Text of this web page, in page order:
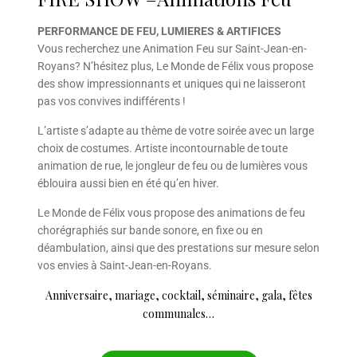
PERFORMANCE DE FEU, LUMIERES & ARTIFICES
Vous recherchez une Animation Feu sur Saint-Jean-en-
Royans? N’hésitez plus, Le Monde de Félix vous propose
des show impressionnants et uniques qui ne laisseront
pas vos convives indifférents !
L’artiste s’adapte au thème de votre soirée avec un large
choix de costumes. Artiste incontournable de toute
animation de rue, le jongleur de feu ou de lumières vous
éblouira aussi bien en été qu’en hiver.
Le Monde de Félix vous propose des animations de feu
chorégraphiés sur bande sonore, en fixe ou en
déambulation, ainsi que des prestations sur mesure selon
vos envies à Saint-Jean-en-Royans.
Anniversaire, mariage, cocktail, séminaire, gala, fêtes
communales…